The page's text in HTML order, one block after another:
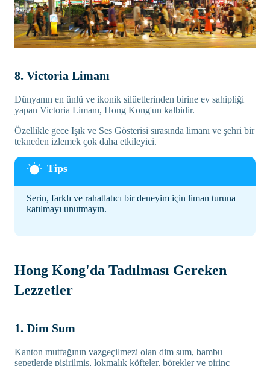
8. Victoria Limanı
Dünyanın en ünlü ve ikonik silüetlerinden birine ev sahipliği
yapan Victoria Limanı, Hong Kong'un kalbidir.
Özellikle gece Işık ve Ses Gösterisi sırasında limanı ve şehri bir
tekneden izlemek çok daha etkileyici.
Serin, farklı ve rahatlatıcı bir deneyim için liman turuna
katılmayı unutmayın.
Hong Kong'da Tadılması Gereken
Lezzetler
1. Dim Sum
Kanton mutfağının vazgeçilmezi olan dim sum, bambu
sepetlerde pişirilmiş, lokmalık köfteler, börekler ve pirinç